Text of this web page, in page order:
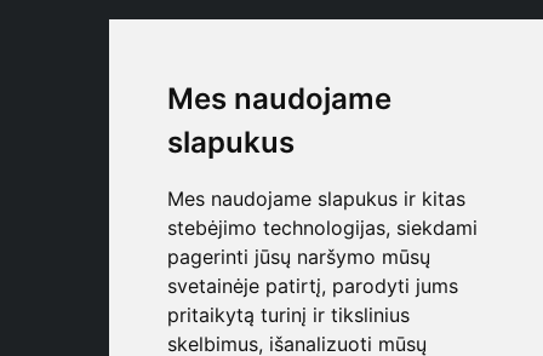
Mes naudojame
slapukus
Mes naudojame slapukus ir kitas
stebėjimo technologijas, siekdami
pagerinti jūsų naršymo mūsų
svetainėje patirtį, parodyti jums
pritaikytą turinį ir tikslinius
skelbimus, išanalizuoti mūsų
TAYLOR MADE ORDERS
REGISTRUOT
PRISIJUNGT
PIRKINIŲ KREPŠELI